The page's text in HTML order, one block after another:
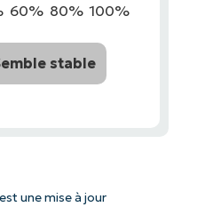
60% 80% 100%
stable
une mise à jour